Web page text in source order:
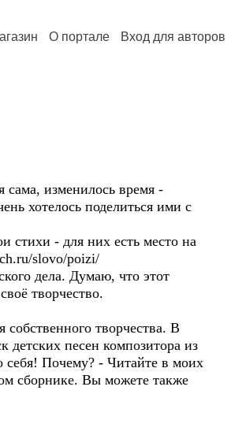
О портале Вход для авторов
сама, изменилось время -
хотелось поделиться ими с
стихи - для них есть место на
slovo/poizi/
дела. Думаю, что этот
творчество.
творчества. В
песен композитора из
себя! Почему? - Читайте в моих
сборнике. Вы можете также